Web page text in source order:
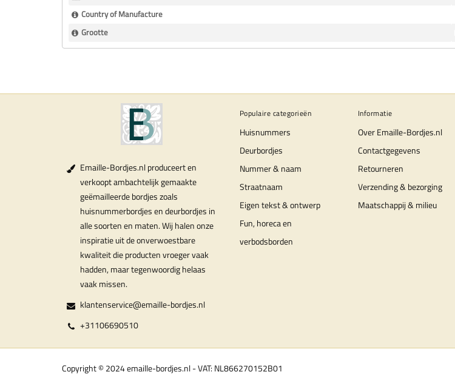
Country of Manufacture
Grootte
Emaille-Bordjes.nl produceert en
verkoopt ambachtelijk gemaakte
geëmailleerde bordjes zoals
huisnummerbordjes en deurbordjes in
alle soorten en maten. Wij halen onze
inspiratie uit de onverwoestbare
kwaliteit die producten vroeger vaak
hadden, maar tegenwoordig helaas
vaak missen.
klantenservice@emaille-bordjes.nl
+31106690510
Populaire categorieën
Huisnummers
Deurbordjes
Nummer & naam
Straatnaam
Eigen tekst & ontwerp
Fun, horeca en
verbodsborden
Informatie
Over Emaille-Bordjes.nl
Contactgegevens
Retourneren
Verzending & bezorging
Maatschappij & milieu
Copyright © 2024 emaille-bordjes.nl - VAT: NL866270152B01